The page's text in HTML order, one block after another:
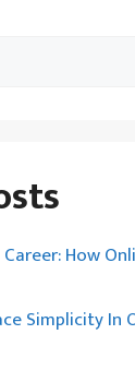
How
Simplicity In